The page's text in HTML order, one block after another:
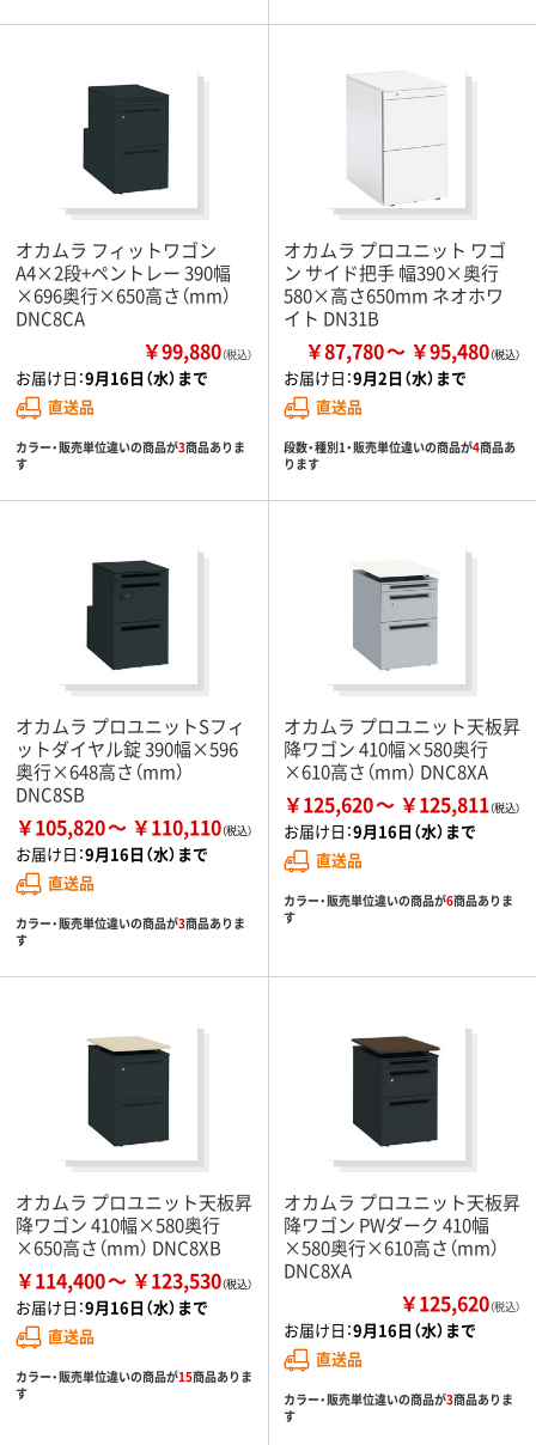
オカムラ フィットワゴン
A4×2段+ペントレー 390幅
×696奥行×650高さ（mm）
DNC8CA
￥99,880（税込）
お届け日：9月16日（水）まで
直送品
カラー・販売単位違いの商品が3商品ありま
す
オカムラ プロユニット ワゴ
ン サイド把手 幅390×奥行
580×高さ650mm ネオホワ
イト DN31B
￥87,780 ￥95,480
お届け日：9月2日（水）まで
直送品
段数・種別1・販売単位違いの商品が4商品あ
ります
オカムラ プロユニットSフィ
ットダイヤル錠 390幅×596
奥行×648高さ（mm）
DNC8SB
￥105,820 ￥110,110
お届け日：9月16日（水）まで
直送品
カラー・販売単位違いの商品が3商品ありま
す
オカムラ プロユニット天板昇
降ワゴン 410幅×580奥行
×610高さ（mm） DNC8XA
￥125,620 ￥125,811
お届け日：9月16日（水）まで
直送品
カラー・販売単位違いの商品が6商品ありま
す
オカムラ プロユニット天板昇
降ワゴン 410幅×580奥行
×650高さ（mm） DNC8XB
￥114,400 ￥123,530
お届け日：9月16日（水）まで
直送品
カラー・販売単位違いの商品が15商品ありま
す
オカムラ プロユニット天板昇
降ワゴン PWダーク 410幅
×580奥行×610高さ（mm）
DNC8XA
￥125,620（税込）
お届け日：9月16日（水）まで
直送品
カラー・販売単位違いの商品が3商品ありま
す